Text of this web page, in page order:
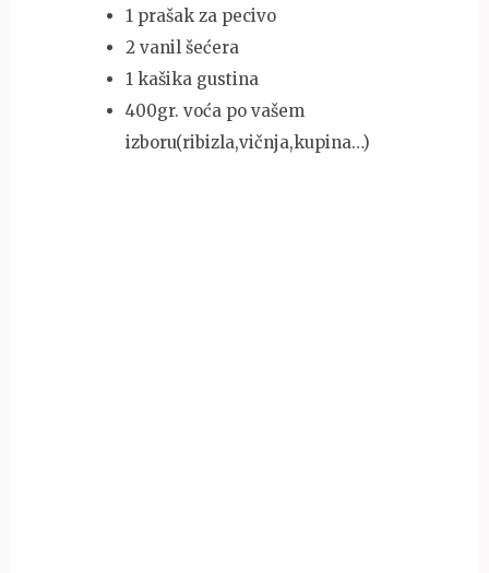
1 prašak za pecivo
2 vanil šećera
1 kašika gustina
400gr. voća po vašem
izboru(ribizla,vičnja,kupina…)